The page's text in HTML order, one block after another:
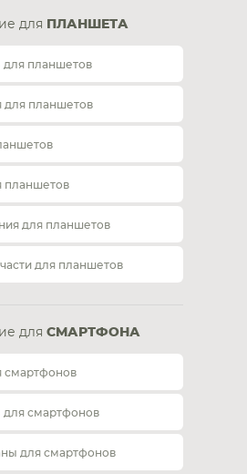
для ПЛАНШЕТА
для планшетов
для планшетов
планшетов
для планшетов
для планшетов
для СМАРТФОНА
смартфонов
для смартфонов
для смартфонов